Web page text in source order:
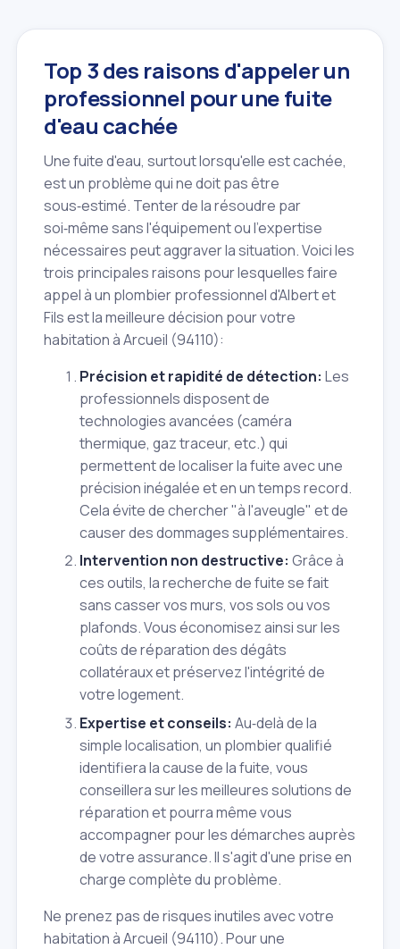
Top 3 des raisons d'appeler un
professionnel pour une fuite
d'eau cachée
Une fuite d'eau, surtout lorsqu'elle est cachée,
est un problème qui ne doit pas être
sous‑estimé. Tenter de la résoudre par
soi‑même sans l'équipement ou l'expertise
nécessaires peut aggraver la situation. Voici les
trois principales raisons pour lesquelles faire
appel à un plombier professionnel d'Albert et
Fils est la meilleure décision pour votre
habitation à Arcueil (94110):
Précision et rapidité de détection: Les
professionnels disposent de
technologies avancées (caméra
thermique, gaz traceur, etc.) qui
permettent de localiser la fuite avec une
précision inégalée et en un temps record.
Cela évite de chercher "à l'aveugle" et de
causer des dommages supplémentaires.
Intervention non destructive: Grâce à
ces outils, la recherche de fuite se fait
sans casser vos murs, vos sols ou vos
plafonds. Vous économisez ainsi sur les
coûts de réparation des dégâts
collatéraux et préservez l'intégrité de
votre logement.
Expertise et conseils: Au‑delà de la
simple localisation, un plombier qualifié
identifiera la cause de la fuite, vous
conseillera sur les meilleures solutions de
réparation et pourra même vous
accompagner pour les démarches auprès
de votre assurance. Il s'agit d'une prise en
charge complète du problème.
Ne prenez pas de risques inutiles avec votre
habitation à Arcueil (94110). Pour une